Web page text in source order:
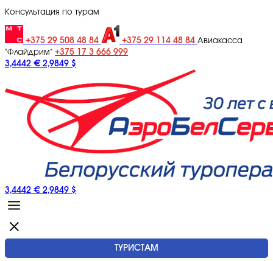
Консультация по турам
+375 29 508 48 84 +375 29 114 48 84 Авиакасса
"Флайдрим" +375 17 3 666 999
3,4442 € 2,9849 $
3,4442 € 2,9849 $
ТУРИСТАМ